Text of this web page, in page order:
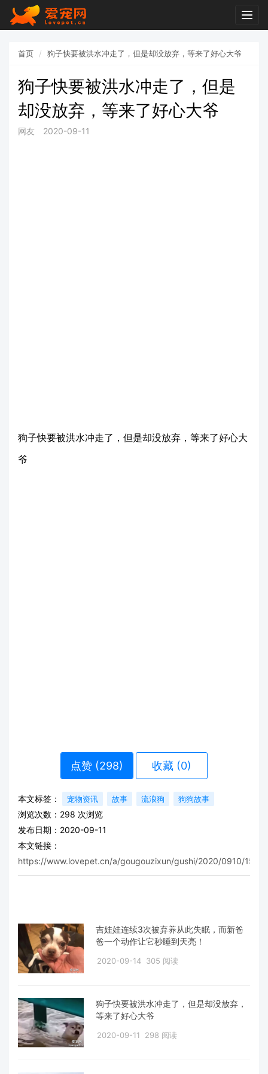
首页 狗子快要被洪水冲走了，但是却没放弃，等来了好心大爷
狗子快要被洪水冲走了，但是
却没放弃，等来了好心大爷
网友 2020-09-11
狗子快要被洪水冲走了，但是却没放弃，等来了好心大
爷
点赞 (298) 收藏 (0)
本文标签： 宠物资讯 故事 流浪狗 狗狗故事
浏览次数： 298 次浏览
发布日期：2020-09-11
本文链接：
https://www.lovepet.cn/a/gougouzixun/gushi/2020/0910/
吉娃娃连续3次被弃养从此失眠，而新爸
爸一个动作让它秒睡到天亮！
2020-09-14 305 阅读
狗子快要被洪水冲走了，但是却没放弃，
等来了好心大爷
2020-09-11 298 阅读